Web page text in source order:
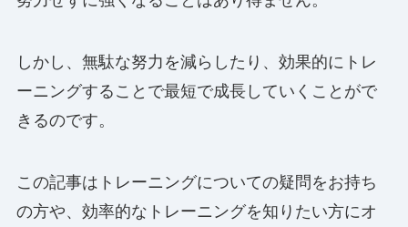
しかし、無駄な努力を減らしたり、効果的にトレ
ーニングすることで最短で成長していくことがで
きるのです。
この記事はトレーニングについての疑問をお持ち
の方や、効率的なトレーニングを知りたい方にオ